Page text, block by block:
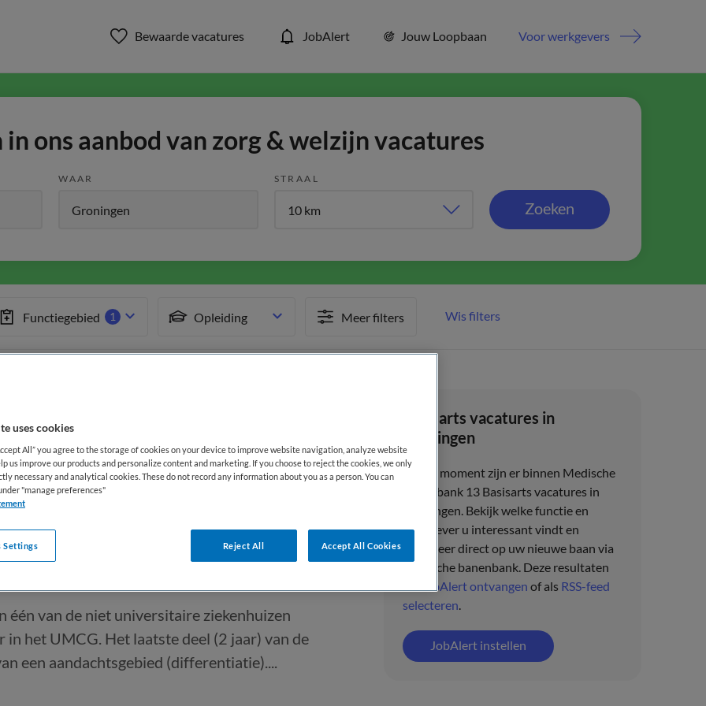
Bewaarde vacatures JobAlert Jouw Loopbaan Voor werkgevers
ons aanbod van zorg & welzijn vacatures
WAAR STRAAL
Zoeken
Functiegebied 1 Opleiding Meer filters Wis filters
Basisarts vacatures in
Groningen
Op dit moment zijn er binnen Medische
banenbank 13 Basisarts vacatures in
Groningen. Bekijk welke functie en
werkgever u interessant vindt en
solliciteer direct op uw nieuwe baan via
Medische banenbank. Deze resultaten
JobAlert ontvangen of als RSS-feed
selecteren.
JobAlert instellen
van de niet universitaire ziekenhuizen
het UMCG. Het laatste deel (2 jaar) van de
een aandachtsgebied (differentiatie)....
uses cookies
All” you agree to the storage of cookies on your device to improve website navigation, analyze website
us improve our products and personalize content and marketing. If you choose to reject the cookies, we only
necessary and analytical cookies. These do not record any information about you as a person. You can
"manage preferences"
Reject All Accept All Cookies
Settings